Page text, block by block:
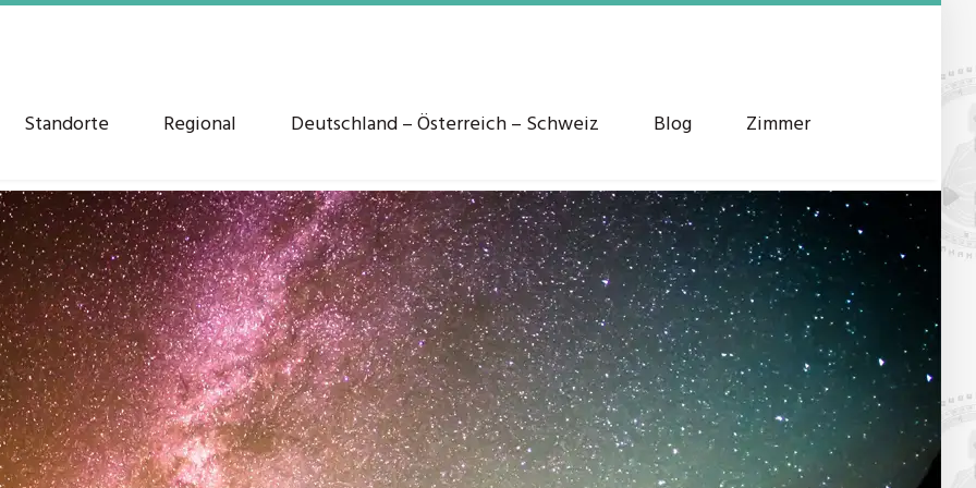
Standorte Regional Deutschland – Österreich – Schweiz Blog Zimmer